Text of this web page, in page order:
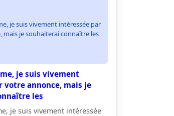
je suis vivement intéressée par
mais je souhaiterai connaître les
je suis vivement
votre annonce, mais je
les
je suis vivement intéressée